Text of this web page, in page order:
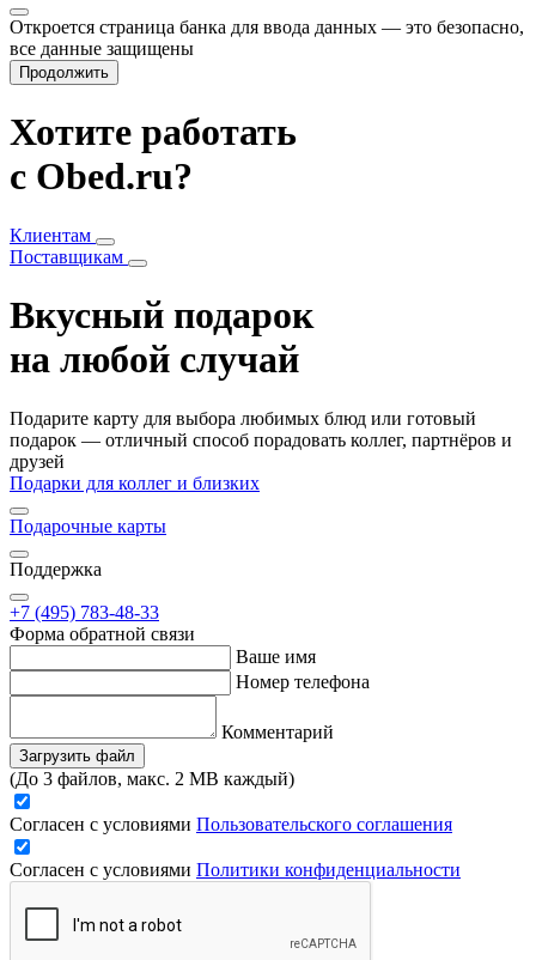
Откроется страница банка для ввода данных — это безопасно,
все данные защищены
Продолжить
Хотите работать
с Obed.ru?
Клиентам
Поставщикам
Вкусный подарок
на любой случай
Подарите карту для выбора любимых блюд или готовый
подарок — отличный способ порадовать коллег, партнёров и
друзей
Подарки для коллег и близких
Подарочные карты
Поддержка
+7 (495) 783-48-33
Форма обратной связи
Ваше имя
Номер телефона
Комментарий
Загрузить файл
(До 3 файлов, макс. 2 MB каждый)
Согласен с условиями Пользовательского соглашения
Согласен с условиями Политики конфиденциальности